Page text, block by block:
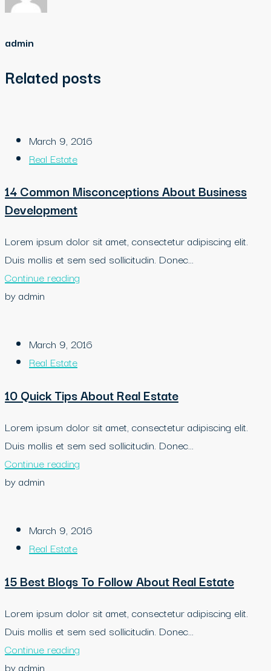
admin
Related posts
March 9, 2016
Real Estate
14 Common Misconceptions About Business
Development
Lorem ipsum dolor sit amet, consectetur adipiscing elit.
Duis mollis et sem sed sollicitudin. Donec...
Continue reading
by admin
March 9, 2016
Real Estate
10 Quick Tips About Real Estate
Lorem ipsum dolor sit amet, consectetur adipiscing elit.
Duis mollis et sem sed sollicitudin. Donec...
Continue reading
by admin
March 9, 2016
Real Estate
15 Best Blogs To Follow About Real Estate
Lorem ipsum dolor sit amet, consectetur adipiscing elit.
Duis mollis et sem sed sollicitudin. Donec...
Continue reading
by admin